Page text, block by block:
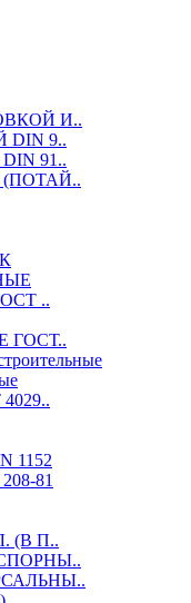
И..
9..
91..
..
ГОСТ..
1152
81
(В П..